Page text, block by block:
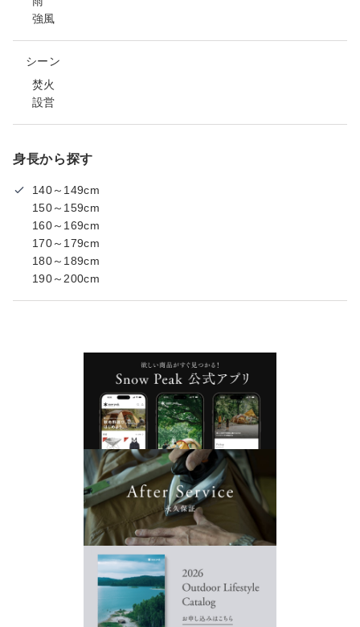
強風
シーン
焚火
設営
身長から探す
140～149cm
150～159cm
160～169cm
170～179cm
180～189cm
190～200cm